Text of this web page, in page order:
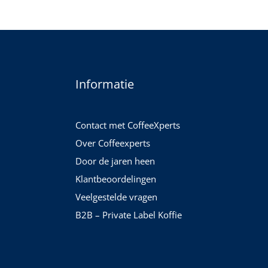
Informatie
Contact met CoffeeXperts
Over Coffeexperts
Door de jaren heen
Klantbeoordelingen
Veelgestelde vragen
B2B – Private Label Koffie